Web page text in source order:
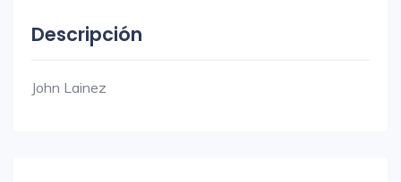
Descripción
John Lainez